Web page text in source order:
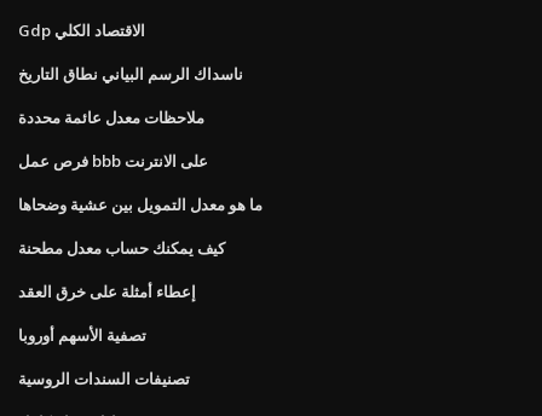
Gdp الاقتصاد الكلي
ناسداك الرسم البياني نطاق التاريخ
ملاحظات معدل عائمة محددة
فرص عمل bbb على الانترنت
ما هو معدل التمويل بين عشية وضحاها
كيف يمكنك حساب معدل مطحنة
إعطاء أمثلة على خرق العقد
تصفية الأسهم أوروبا
تصنيفات السندات الروسية